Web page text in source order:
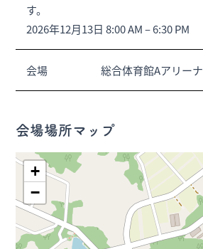
す。
2026年12月13日 8:00 AM–6:30 PM
会場 総合体育館Aアリーナ
会場場所マップ
+
−